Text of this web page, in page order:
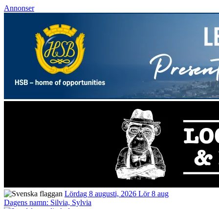
Annonser
Lördag 8 augusti, 2026 Lör 8 aug
Dagens namn: Silvia, Sylvia